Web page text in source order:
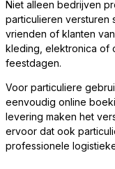
Niet alleen bedrijven
particulieren versturen
vrienden of klanten
kleding, elektronica of
feestdagen.
Voor particuliere
eenvoudig online
levering maken het
ervoor dat ook
professionele